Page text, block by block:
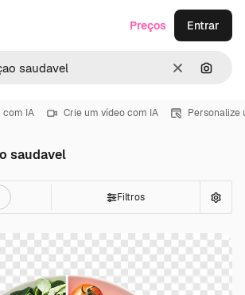
Limpar
Preços Entrar
com IA Crie um vídeo com IA Personalize
saudavel
Filtros